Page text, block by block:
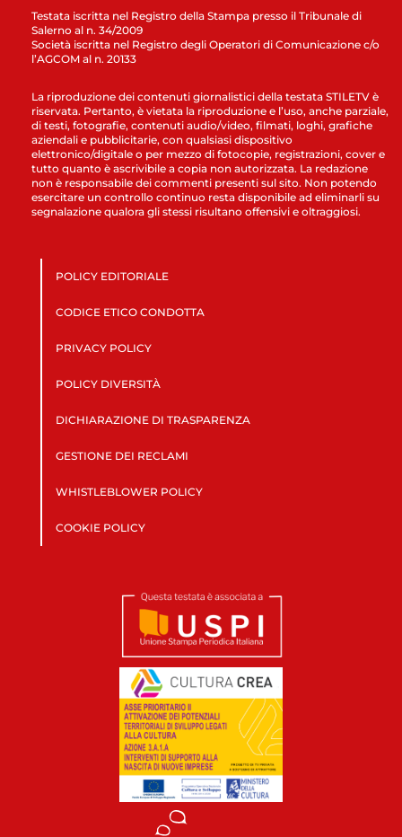
Testata iscritta nel Registro della Stampa presso il Tribunale di
Salerno al n. 34/2009
Società iscritta nel Registro degli Operatori di Comunicazione c/o
l’AGCOM al n. 20133
La riproduzione dei contenuti giornalistici della testata STILETV è
riservata. Pertanto, è vietata la riproduzione e l’uso, anche parziale,
di testi, fotografie, contenuti audio/video, filmati, loghi, grafiche
aziendali e pubblicitarie, con qualsiasi dispositivo
elettronico/digitale o per mezzo di fotocopie, registrazioni, cover e
tutto quanto è ascrivibile a copia non autorizzata. La redazione
non è responsabile dei commenti presenti sul sito. Non potendo
esercitare un controllo continuo resta disponibile ad eliminarli su
segnalazione qualora gli stessi risultano offensivi e oltraggiosi.
POLICY EDITORIALE
CODICE ETICO CONDOTTA
PRIVACY POLICY
POLICY DIVERSITÀ
DICHIARAZIONE DI TRASPARENZA
GESTIONE DEI RECLAMI
WHISTLEBLOWER POLICY
COOKIE POLICY